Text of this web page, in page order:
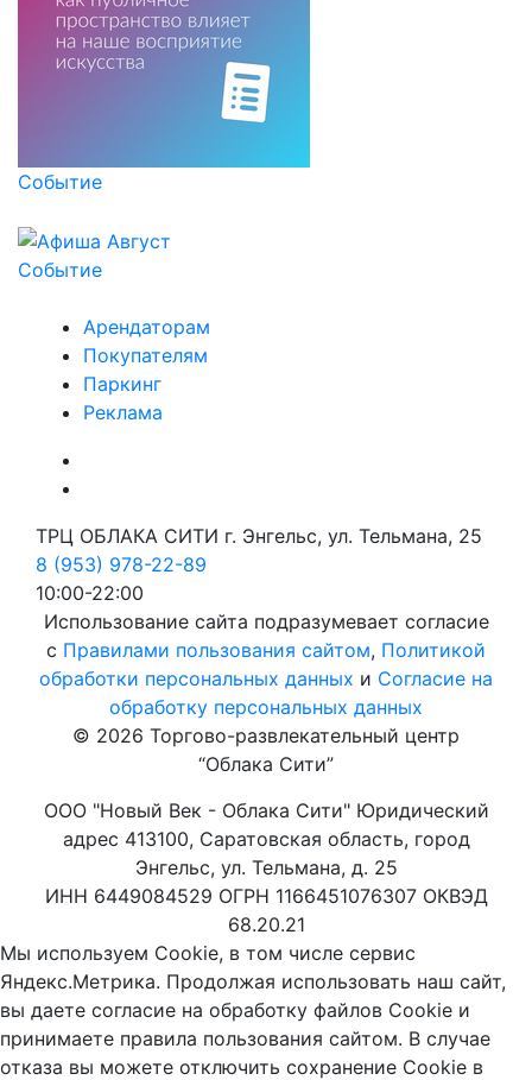
Событие
Событие
Арендаторам
Покупателям
Паркинг
Реклама
ТРЦ ОБЛАКА СИТИ г. Энгельс, ул. Тельмана, 25
8 (953) 978-22-89
10:00-22:00
© 2026 Торгово-развлекательный центр
“Облака Сити”
Использование сайта подразумевает согласие
с Правилами пользования сайтом, Политикой
обработки персональных данных и Согласие на
обработку персональных данных
ООО "Новый Век - Облака Сити" Юридический
адрес 413100, Саратовская область, город
Энгельс, ул. Тельмана, д. 25
ИНН 6449084529 ОГРН 1166451076307 ОКВЭД
68.20.21
Мы используем Cookie, в том числе сервис
Яндекс.Метрика. Продолжая использовать наш сайт,
вы даете согласие на обработку файлов Cookie и
принимаете правила пользования сайтом. В случае
отказа вы можете отключить сохранение Cookie в